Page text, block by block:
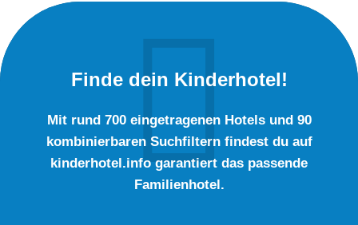
Finde dein Kinderhotel!
Mit rund 700 eingetragenen Hotels und 90
kombinierbaren Suchfiltern findest du auf
kinderhotel.info garantiert das passende
Familienhotel.